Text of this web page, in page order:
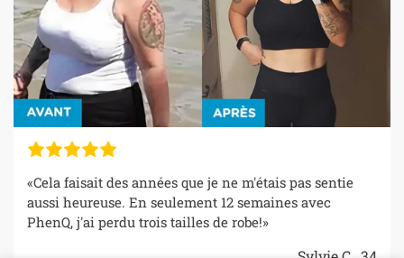
«Cela faisait des années que je ne m'étais pas sentie
aussi heureuse. En seulement 12 semaines avec
PhenQ, j'ai perdu trois tailles de robe!»